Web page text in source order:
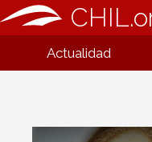
Actualidad